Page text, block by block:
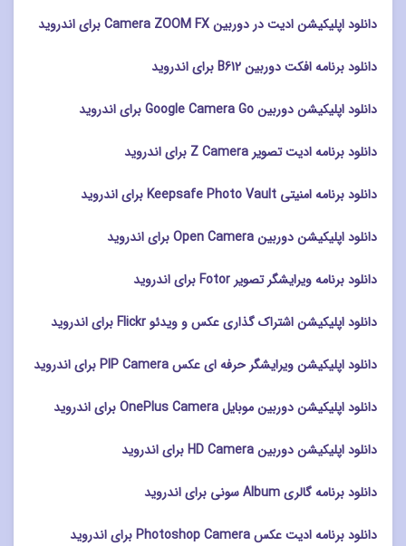
دانلود اپلیکیشن ادیت در دوربین Camera ZOOM FX برای اندروید
دانلود برنامه افکت دوربین B612 برای اندروید
دانلود اپلیکیشن دوربین Google Camera Go برای اندروید
دانلود برنامه ادیت تصویر Z Camera برای اندروید
دانلود برنامه امنیتی Keepsafe Photo Vault برای اندروید
دانلود اپلیکیشن دوربین Open Camera برای اندروید
دانلود برنامه ویرایشگر تصویر Fotor برای اندروید
دانلود اپلیکیشن اشتراک گذاری عکس و ویدئو Flickr برای اندروید
دانلود اپلیکیشن ویرایشگر حرفه ای عکس PIP Camera برای اندروید
دانلود اپلیکیشن دوربین موبایل OnePlus Camera برای اندروید
دانلود اپلیکیشن دوربین HD Camera برای اندروید
دانلود برنامه گالری Album سونی برای اندروید
دانلود برنامه ادیت عکس Photoshop Camera برای اندروید